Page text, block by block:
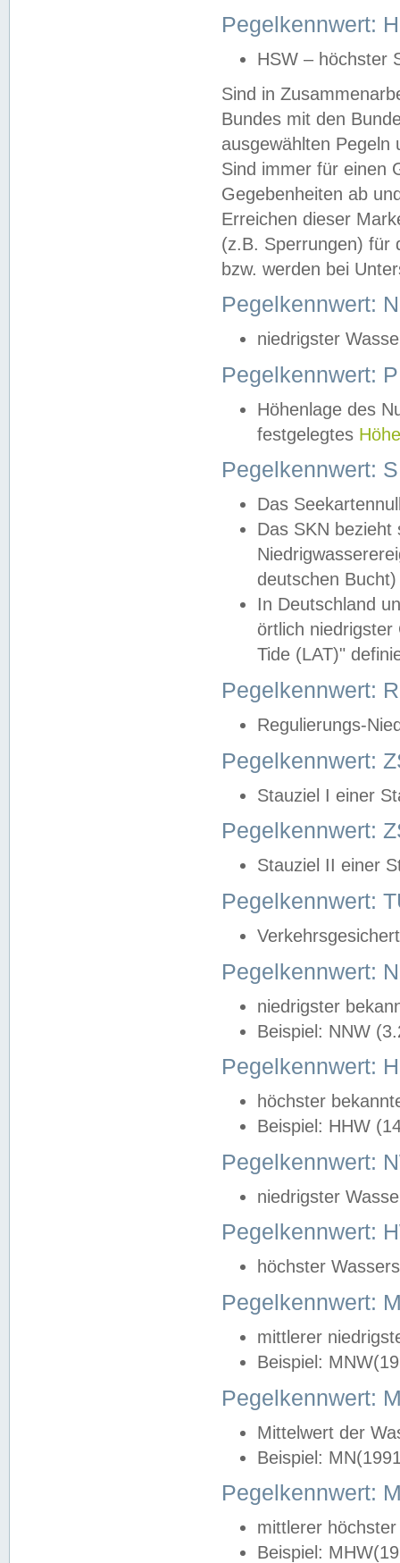
Pegelkennwert:
HSW – höchster
Sind in
Bundes mit den
ausgewählten
Sind immer für einen
Gegebenheiten ab
Erreichen dieser
(z.B. Sperrungen) für
bzw. werden bei
Pegelkennwert:
niedrigster
Pegelkennwert:
Höhenlage des
festgelegtes
Pegelkennwert:
Das
Das SKN
deutschen
In Deutschland
örtlich
Tide (LAT)"
Pegelkennwert:
Regulierungs-
Pegelkennwert:
Stauziel I einer
Pegelkennwert:
Stauziel II einer
Pegelkennwert:
Pegelkennwert:
niedrigster
Beispiel: NNW
Pegelkennwert:
höchster
Beispiel: HHW
Pegelkennwert:
niedrigster
Pegelkennwert:
höchster
Pegelkennwert:
mittlerer
Beispiel:
Pegelkennwert:
Mittelwert der
Beispiel:
Pegelkennwert:
mittlerer
Beispiel: